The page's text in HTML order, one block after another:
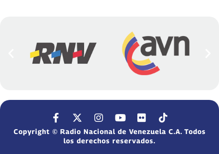
Copyright © Radio Nacional de Venezuela C.A. Todos
los derechos reservados.